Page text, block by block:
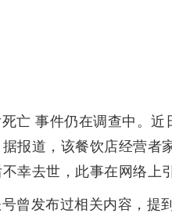
亡 事件仍在调查中。
报道，该餐饮店经营者
幸去世，此事在网络上
曾发布过相关内容，提